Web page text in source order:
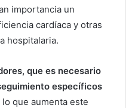
importancia un
cardíaca y otras
hospitalaria.
que es necesario
específicos
que aumenta este